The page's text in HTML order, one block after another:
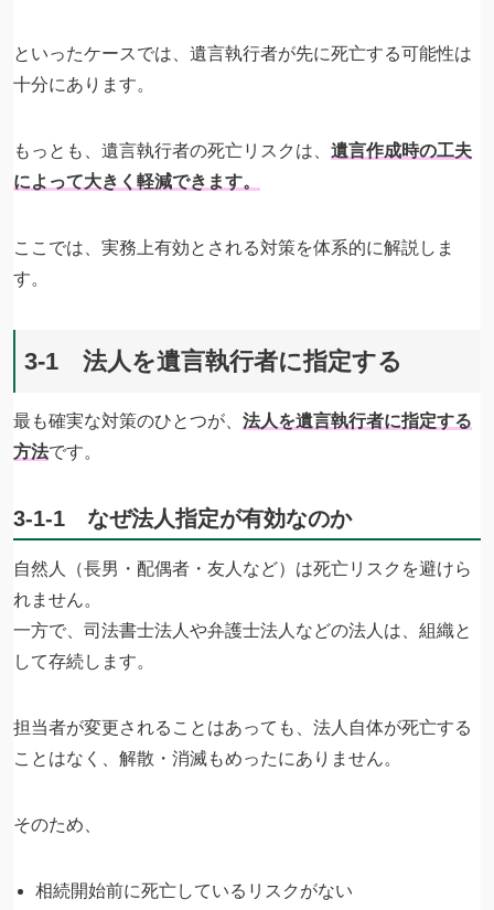
といったケースでは、遺言執行者が先に死亡する可能性は
十分にあります。
もっとも、遺言執行者の死亡リスクは、 遺言作成時の工夫
によって大きく軽減できます。
ここでは、実務上有効とされる対策を体系的に解説しま
す。
3-1 法人を遺言執行者に指定する
最も確実な対策のひとつが、 法人を遺言執行者に指定する
方法です。
3-1-1 なぜ法人指定が有効なのか
自然人（長男・配偶者・友人など）は死亡リスクを避けら
れません。
一方で、司法書士法人や弁護士法人などの法人は、組織と
して存続します。
担当者が変更されることはあっても、法人自体が死亡する
ことはなく、解散・消滅もめったにありません。
そのため、
相続開始前に死亡しているリスクがない